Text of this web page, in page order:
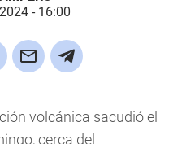
- 16:00
volcánica sacudió el
cerca del